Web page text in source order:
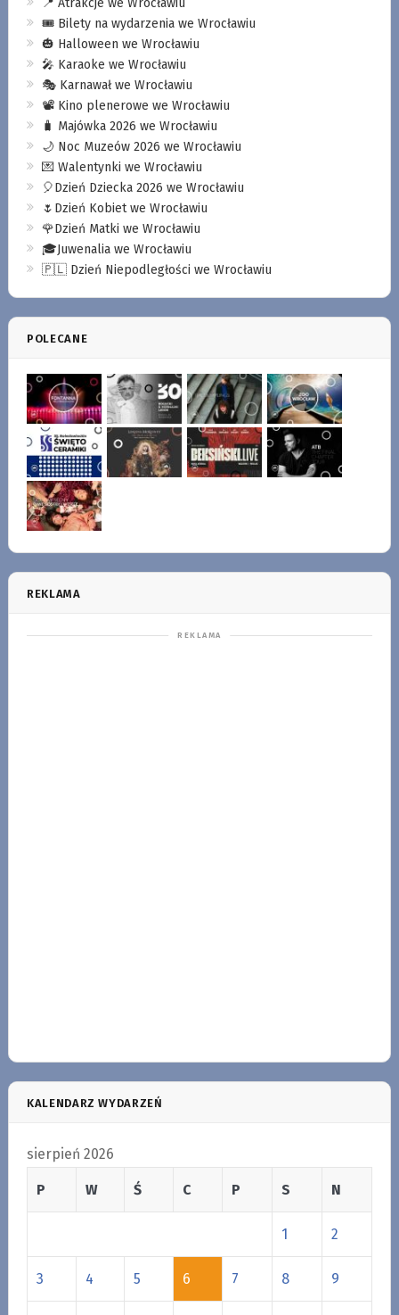
🎟️ Bilety na wydarzenia we Wrocławiu
🎃 Halloween we Wrocławiu
🎤 Karaoke we Wrocławiu
🎭 Karnawał we Wrocławiu
📽️ Kino plenerowe we Wrocławiu
🧳 Majówka 2026 we Wrocławiu
🌙 Noc Muzeów 2026 we Wrocławiu
💌 Walentynki we Wrocławiu
🎈Dzień Dziecka 2026 we Wrocławiu
🌷Dzień Kobiet we Wrocławiu
🌹Dzień Matki we Wrocławiu
🎓Juwenalia we Wrocławiu
🇵🇱 Dzień Niepodległości we Wrocławiu
POLECANE
REKLAMA
KALENDARZ WYDARZEŃ
sierpień 2026
P W Ś C P S N
1 2
3 4 5 6 7 8 9